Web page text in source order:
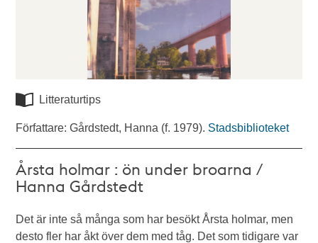
Litteraturtips
Författare: Gårdstedt, Hanna (f. 1979). Stadsbiblioteket
Årsta holmar : ön under broarna /
Hanna Gårdstedt
Det är inte så många som har besökt Årsta holmar, men
desto fler har åkt över dem med tåg. Det som tidigare var